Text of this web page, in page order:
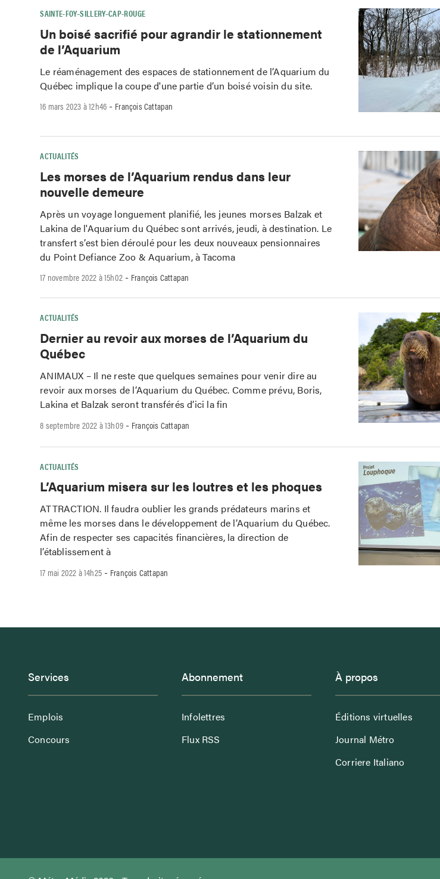
SAINTE-FOY–SILLERY–CAP-ROUGE
Un boisé sacrifié pour agrandir le stationnement
de l’Aquarium
Le réaménagement des espaces de stationnement de l’Aquarium du
Québec implique la coupe d'une partie d’un boisé voisin du site.
16 mars 2023 à 12h46 - François Cattapan
ACTUALITÉS
Les morses de l’Aquarium rendus dans leur
nouvelle demeure
Après un voyage longuement planifié, les jeunes morses Balzak et
Lakina de l'Aquarium du Québec sont arrivés, jeudi, à destination. Le
transfert s’est bien déroulé pour les deux nouveaux pensionnaires
du Point Defiance Zoo & Aquarium, à Tacoma
17 novembre 2022 à 15h02 - François Cattapan
ACTUALITÉS
Dernier au revoir aux morses de l’Aquarium du
Québec
ANIMAUX – Il ne reste que quelques semaines pour venir dire au
revoir aux morses de l’Aquarium du Québec. Comme prévu, Boris,
Lakina et Balzak seront transférés d’ici la fin
8 septembre 2022 à 13h09 - François Cattapan
ACTUALITÉS
L’Aquarium misera sur les loutres et les phoques
ATTRACTION. Il faudra oublier les grands prédateurs marins et
même les morses dans le développement de l’Aquarium du Québec.
Afin de respecter ses capacités financières, la direction de
l’établissement à
17 mai 2022 à 14h25 - François Cattapan
Services
Emplois
Concours
Abonnement
Infolettres
Flux RSS
À propos
Éditions virtuelles
Journal Métro
Corriere Italiano